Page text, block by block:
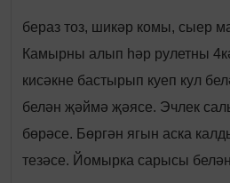
бераз тоз, шикәр комы, сыер
Камырны алып һәр рулетны
кисәкне бастырып куеп кул
белән җәймә җәясе. Эчлек
бөрәсе. Бөргән ягын аска
тезәсе. Йомырка сарысы